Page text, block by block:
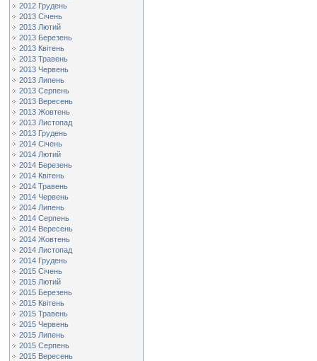
2012 Грудень
2013 Січень
2013 Лютий
2013 Березень
2013 Квітень
2013 Травень
2013 Червень
2013 Липень
2013 Серпень
2013 Вересень
2013 Жовтень
2013 Листопад
2013 Грудень
2014 Січень
2014 Лютий
2014 Березень
2014 Квітень
2014 Травень
2014 Червень
2014 Липень
2014 Серпень
2014 Вересень
2014 Жовтень
2014 Листопад
2014 Грудень
2015 Січень
2015 Лютий
2015 Березень
2015 Квітень
2015 Травень
2015 Червень
2015 Липень
2015 Серпень
2015 Вересень